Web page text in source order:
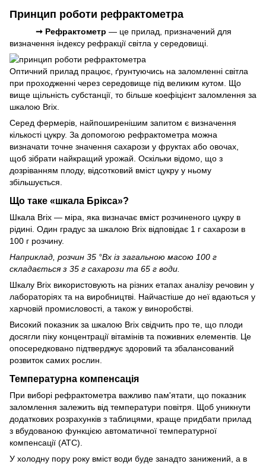
Принцип роботи рефрактометра
➞ Рефрактометр — це прилад, призначений для
визначення індексу рефракції світла у середовищі.
Оптичний прилад працює, ґрунтуючись на заломленні світла
при проходженні через середовище під великим кутом. Що
вище щільність субстанції, то більше коефіцієнт заломлення за
шкалою Brix.
Серед фермерів, найпоширенішим запитом є визначення
кількості цукру. За допомогою рефрактометра можна
визначати точне значення сахарози у фруктах або овочах,
щоб зібрати найкращий урожай. Оскільки відомо, що з
дозріванням плоду, відсотковий вміст цукру у ньому
збільшується.
Що таке «шкала Брікса»?
Шкала Brix — міра, яка визначає вміст розчиненого цукру в
рідині. Один градус за шкалою Brix відповідає 1 г сахарози в
100 г розчину.
Наприклад, розчин 35 °Bx із загальною масою 100 г
складається з 35 г сахарози та 65 г води.
Шкалу Brix використовують на різних етапах аналізу речовин у
лабораторіях та на виробництві. Найчастіше до неї вдаються у
харчовій промисловості, а також у виноробстві.
Високий показник за шкалою Brix свідчить про те, що плоди
досягли піку концентрації вітамінів та поживних елементів. Це
опосередковано підтверджує здоровий та збалансований
розвиток самих рослин.
Температурна компенсація
При виборі рефрактометра важливо пам'ятати, що показник
заломлення залежить від температури повітря. Щоб уникнути
додаткових розрахунків з таблицями, краще придбати прилад
з вбудованою функцією автоматичної температурної
компенсації (ATC).
У холодну пору року вміст води буде занадто занижений, а в